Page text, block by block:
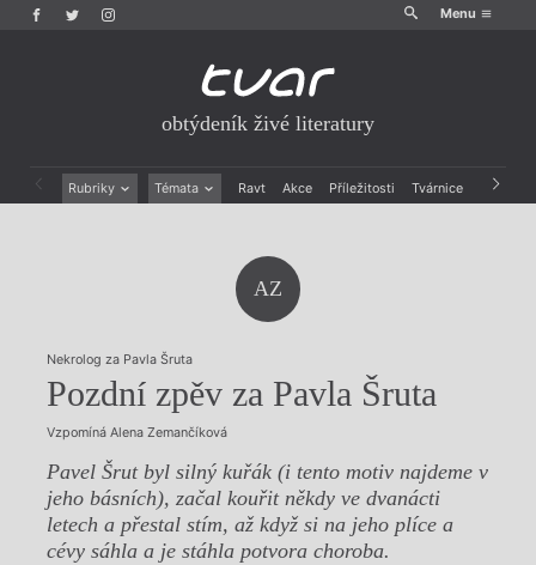
Menu
obtýdeník živé literatury
Rubriky Témata Ravt Akce Příležitosti Tvárnice Archiv
AZ
Nekrolog za Pavla Šruta
Pozdní zpěv za Pavla Šruta
Vzpomíná Alena Zemančíková
Pavel Šrut byl silný kuřák (i tento motiv najdeme v
jeho básních), začal kouřit někdy ve dvanácti
letech a přestal stím, až když si na jeho plíce a
cévy sáhla a je stáhla potvora choroba.